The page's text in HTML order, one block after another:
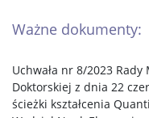
Ważne dokumenty:
Uchwała nr 8/2023
Doktorskiej z dnia 22
ścieżki kształcenia